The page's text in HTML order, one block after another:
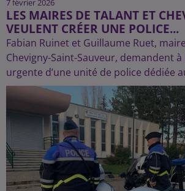
LES MAIRES DE TALANT ET
VEULENT CRÉER UNE POLICE...
Fabian Ruinet et Guillaume Ruet,
Chevigny-Saint-Sauveur, demandent à
urgente d’une unité de police dédiée